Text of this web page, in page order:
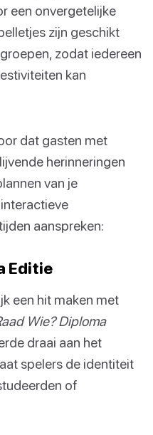
een onvergetelijke
zijn geschikt
zodat iedereen
kan
dat gasten met
herinneringen
van je
aanspreken:
Editie
een hit maken met
Wie? Diploma
draai aan het
spelers de identiteit
of